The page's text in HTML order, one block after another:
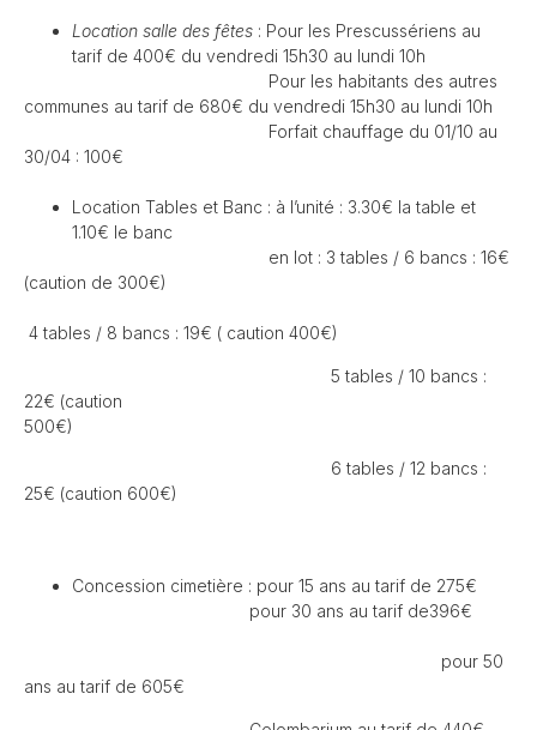
L ocation salle des fêtes : Pour les Prescussériens au
tarif de 400€ du vendredi 15h30 au lundi 10h
Pour les habitants des autres
communes au tarif de 680€ du vendredi 15h30 au lundi 10h
Forfait chauffage du 01/10 au
30/04 : 100€
Location Tables et Banc : à l’unité : 3.30€ la table et
1.10€ le banc
en lot : 3 tables / 6 bancs : 16€
(caution de 300€)
4 tables / 8 bancs : 19€ ( caution 400€)
5 tables / 10 bancs :
22€ (caution
6 tables / 12 bancs :
25€ (caution 600€)
Concession cimetière : pour 15 ans au tarif de 275€
pour 30 ans au tarif de396€
pour 50
ans au tarif de 605€